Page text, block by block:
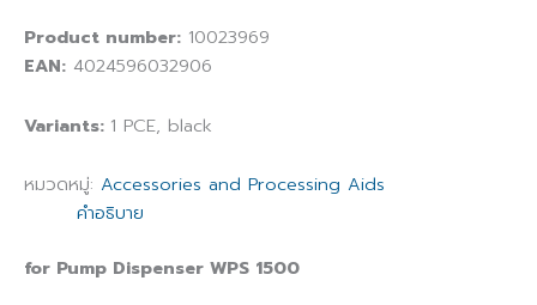
Product number: 10023969
EAN: 4024596032906
Variants: 1 PCE, black
หมวดหมู่: Accessories and Processing Aids
คำอธิบาย
for Pump Dispenser WPS 1500